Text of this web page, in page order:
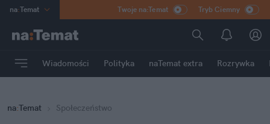
na:Temat
Poland
mama
Rozrywka
Twoje na:Temat Tryb Ciemny
Wiadomości Polityka naTemat extra Rozrywka
na:Temat Społeczeństwo